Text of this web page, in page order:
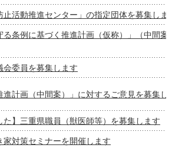
止活動推進センター」の指定団体を募集しま
る条例に基づく推進計画（仮称）」（中間
会委員を募集します
進計画（中間案）」に対するご意見を募集し
た】三重県職員（獣医師等）を募集します
対策セミナーを開催します